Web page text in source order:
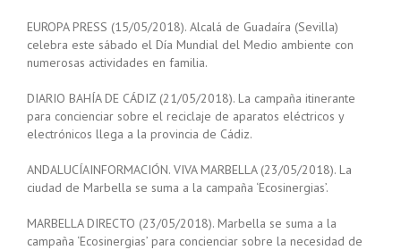
EUROPA PRESS (15/05/2018). Alcalá de Guadaíra (Sevilla)
celebra este sábado el Día Mundial del Medio ambiente con
numerosas actividades en familia.
DIARIO BAHÍA DE CÁDIZ (21/05/2018). La campaña itinerante
para concienciar sobre el reciclaje de aparatos eléctricos y
electrónicos llega a la provincia de Cádiz.
ANDALUCÍAINFORMACIÓN. VIVA MARBELLA (23/05/2018). La
ciudad de Marbella se suma a la campaña ‘Ecosinergias’.
MARBELLA DIRECTO (23/05/2018). Marbella se suma a la
campaña ‘Ecosinergias’ para concienciar sobre la necesidad de